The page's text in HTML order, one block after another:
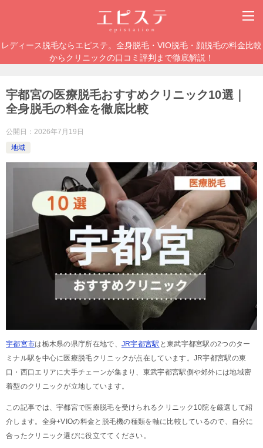
レディース脱毛ならエピステ。全身脱毛・VIO脱毛・顔脱毛の料金比較
からクリニックの口コミ評判まで徹底解説！
宇都宮の医療脱毛おすすめクリニック10選｜
全身脱毛の料金を徹底比較
公開日： 2026年7月19日
地域
宇都宮市は栃木県の県庁所在地で、 JR宇都宮駅 と東武宇都宮駅の2つのター
ミナル駅を中心に医療脱毛クリニックが点在しています。JR宇都宮駅の東
口・西口エリアに大手チェーンが集まり、東武宇都宮駅側や郊外には地域密
着型のクリニックが立地しています。
この記事では、宇都宮で医療脱毛を受けられるクリニック10院を厳選して紹
介します。全身+VIOの料金と脱毛機の種類を軸に比較しているので、自分に
合ったクリニック選びに役立ててください。